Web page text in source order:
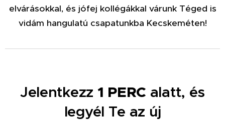
elvárásokkal, és jófej kollégákkal várunk Téged is
vidám hangulatú csapatunkba Kecskeméten!
Jelentkezz 1 PERC alatt, és
legyél Te az új